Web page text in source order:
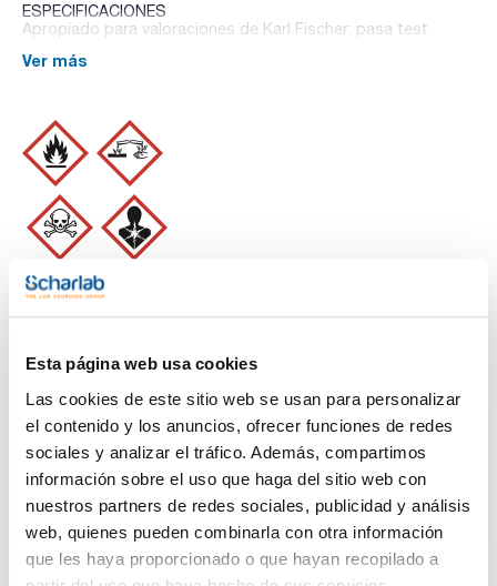
Esta página web usa cookies
Las cookies de este sitio web se usan para personalizar
el contenido y los anuncios, ofrecer funciones de redes
sociales y analizar el tráfico. Además, compartimos
información sobre el uso que haga del sitio web con
nuestros partners de redes sociales, publicidad y análisis
web, quienes pueden combinarla con otra información
que les haya proporcionado o que hayan recopilado a
ESPECIFICACIONES
Apropiado para valoraciones de Karl Fischer: pasa test
Ver más
Características
Capacidad
x 500 ml(1)